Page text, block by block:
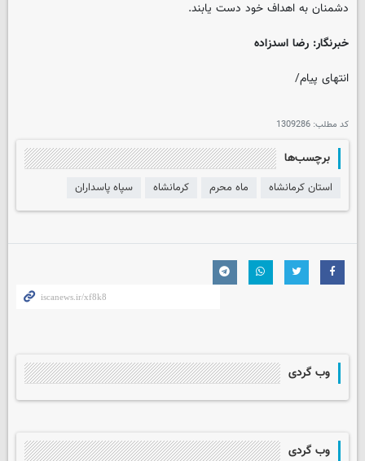
دشمنان به اهداف خود دست یابند.
خبرنگار: رضا اسدزاده
انتهای پیام/
کد مطلب: 1309286
برچسب‌ها
استان کرمانشاه ماه محرم کرمانشاه سپاه پاسداران
وب گردی
وب گردی